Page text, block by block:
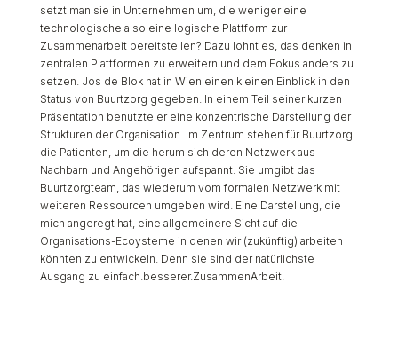
setzt man sie in Unternehmen um, die weniger eine
technologische also eine logische Plattform zur
Zusammenarbeit bereitstellen? Dazu lohnt es, das denken in
zentralen Plattformen zu erweitern und dem Fokus anders zu
setzen. Jos de Blok hat in Wien einen kleinen Einblick in den
Status von Buurtzorg gegeben. In einem Teil seiner kurzen
Präsentation benutzte er eine konzentrische Darstellung der
Strukturen der Organisation. Im Zentrum stehen für Buurtzorg
die Patienten, um die herum sich deren Netzwerk aus
Nachbarn und Angehörigen aufspannt. Sie umgibt das
Buurtzorgteam, das wiederum vom formalen Netzwerk mit
weiteren Ressourcen umgeben wird. Eine Darstellung, die
mich angeregt hat, eine allgemeinere Sicht auf die
Organisations-Ecoysteme in denen wir (zukünftig) arbeiten
könnten zu entwickeln. Denn sie sind der natürlichste
Ausgang zu einfach.besserer.ZusammenArbeit.